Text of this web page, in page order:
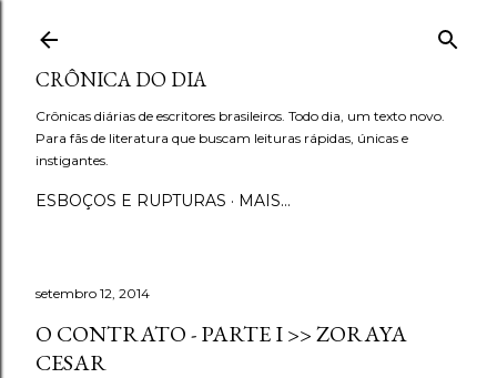
CRÔNICA DO DIA
Crônicas diárias de escritores brasileiros. Todo dia, um texto novo.
Para fãs de literatura que buscam leituras rápidas, únicas e
instigantes.
ESBOÇOS E RUPTURAS MAIS…
setembro 12, 2014
O CONTRATO - PARTE I >> ZORAYA
CESAR